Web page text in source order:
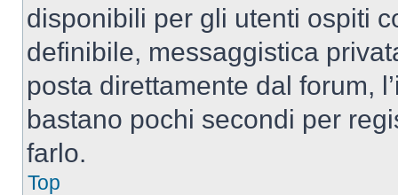
disponibili per gli utenti ospiti
definibile, messaggistica
posta direttamente dal forum,
bastano pochi secondi per
farlo.
Top